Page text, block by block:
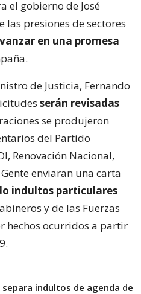
el gobierno de José
las presiones de sectores
en una promesa
de Justicia, Fernando
serán revisadas
se produjeron
del Partido
Renovación Nacional,
enviaran una carta
indultos particulares
y de las Fuerzas
hechos ocurridos a partir
separa indultos de agenda de